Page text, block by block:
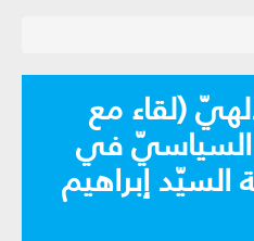
(لقاء مع
في
إبراهيم